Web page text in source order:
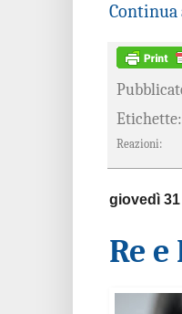
Continua
Etichette:
Reazioni:
giovedì
Re